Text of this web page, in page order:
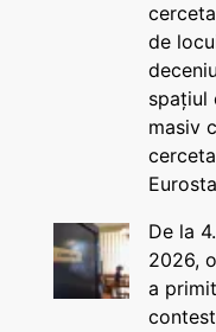
de
spațiul
masiv
De la
2026,
a